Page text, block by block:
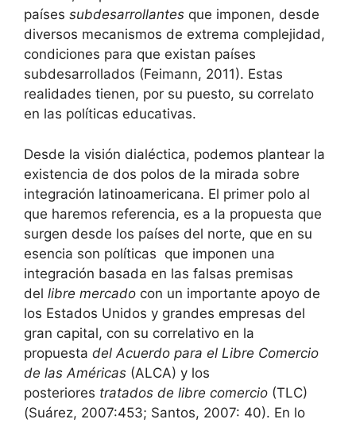
países subdesarrollantes que imponen, desde
diversos mecanismos de extrema complejidad,
condiciones para que existan países
subdesarrollados (Feimann, 2011). Estas
realidades tienen, por su puesto, su correlato
en las políticas educativas.
Desde la visión dialéctica, podemos plantear la
existencia de dos polos de la mirada sobre
integración latinoamericana. El primer polo al
que haremos referencia, es a la propuesta que
surgen desde los países del norte, que en su
esencia son políticas que imponen una
integración basada en las falsas premisas
del libre mercado con un importante apoyo de
los Estados Unidos y grandes empresas del
gran capital, con su correlativo en la
propuesta del Acuerdo para el Libre Comercio
de las Américas (ALCA) y los
posteriores tratados de libre comercio (TLC)
(Suárez, 2007:453; Santos, 2007: 40). En lo